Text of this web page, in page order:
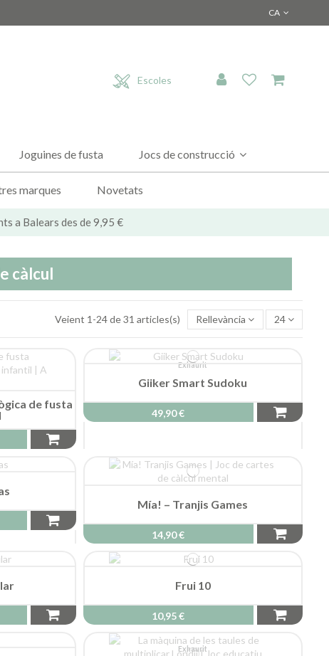
CA
Escoles
Joguines de fusta Jocs de construcció
marques Novetats
a Balears des de 9,95 €
càlcul
Veient 1-24 de 31 articles(s) Rellevància 24
de fusta
Exhaurit
Giiker Smart Sudoku
49,90 €
Mía! – Tranjis Games
14,90 €
Frui 10
10,95 €
Exhaurit